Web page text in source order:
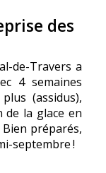
des
de-Travers a
4 semaines
(assidus),
la glace en
préparés,
septembre !